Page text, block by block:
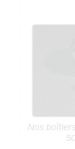
Nos